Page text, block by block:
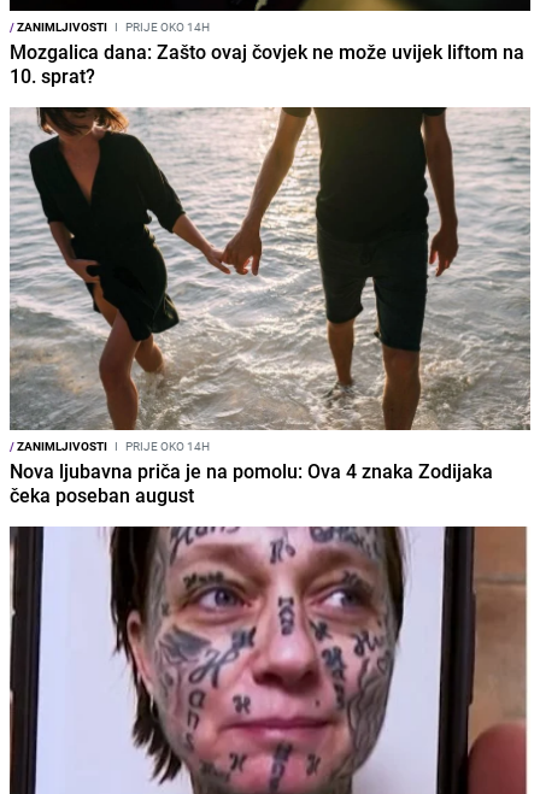
/ZANIMLJIVOSTI I PRIJE OKO 14H
Mozgalica dana: Zašto ovaj čovjek ne može uvijek liftom na
10. sprat?
/ZANIMLJIVOSTI I PRIJE OKO 14H
Nova ljubavna priča je na pomolu: Ova 4 znaka Zodijaka
čeka poseban august